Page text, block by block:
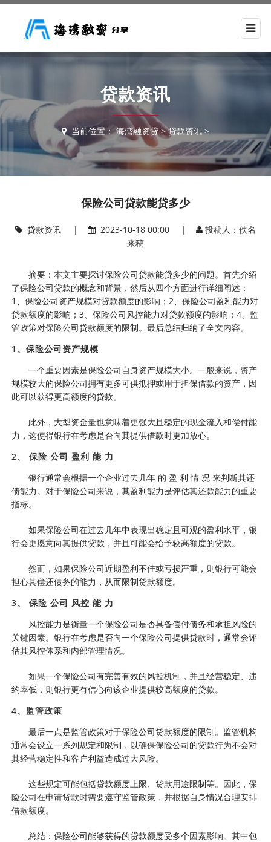
贷款资讯
当前位置：海湾融资贷 >贷款资讯>
保险公司贷款能贷多少
贷款资讯| 2023-10-18 00:00 |
投稿人：佚名
来稿
摘要：本文主要探讨保险公司贷款能贷多少的问题。首先介绍
了保险公司贷款的概念和背景，然后从四个方面进行详细阐述：
1、保险公司资产规模对贷款额度的影响；2、保险公司盈利能力对
贷款额度的影响；3、保险公司风控能力对贷款额度的影响；4、监
管政策对保险公司贷款额度的限制。最后总结归纳了全文内容。
1、保险公司资产规模
一个重要因素是保险公司自身资产规模大小。一般来说，资产
规模较大的保险公司拥有更多可供抵押或用于担保借款的资产，因
此可以获得更高额度的贷款。
此外，大型资金量也意味着更强大且稳定的现金流入和偿付能
力，这使得银行在考虑是否向其提供借款时更加放心。
2、 保险 公司 盈利 能 力
银行通常会根据一个企业过去几年 的 盈 利 情 况 来判断其还
债能力。对于保险公司来说，其盈利能力是评估其还款能力的重要
指标。
如果保险公司在过去几年中表现出稳定且可观的盈利水平，银
行会更愿意向其提供贷款，并且可能会给予较高额度的贷款。
然而，如果保险公司近期盈利不佳或亏损严重，则银行可能会
担心其偿还债务的能力，从而限制贷款额度。
3、 保险 公司 风控 能 力
风控能力是衡量一个保险公司是否具备偿付债务和承担风险的
关键因素。银行在考虑是否向一个保险公司提供贷款时，通常会评
估其风控体系和内部管理情况。
如果一个保险公司有完善有效的风控机制，并且经营稳定、违
约率低，则银行更有信心向该企业提供较高额度的贷款。
4、监管政策
最后一点是监管政策对于保险公司贷款额度的限制。监管机构
通常会设立一系列规定和限制，以确保保险公司的贷款行为不会对
其经营稳定性和客户利益造成过大风险。
这些规定可能包括贷款额度上限、贷款用途限制等。因此，保
险公司在申请贷款时需要遵守监管政策，并根据自身情况合理安排
借款额度。
总结：保险公司能够获得的贷款额度受多个因素影响。其中包